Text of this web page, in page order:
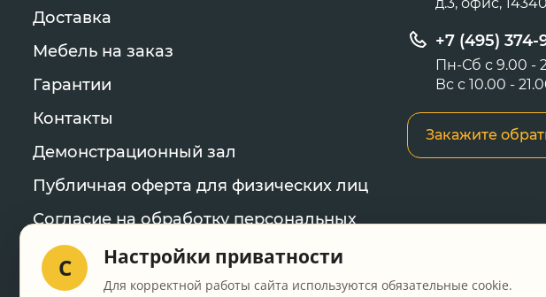
Доставка
Мебель на заказ
Гарантии
Контакты
Демонстрационный зал
Публичная оферта для физических лиц
Согласие на обработку персональных
Политика конфиденциальности
+7 (495) 374-
Пн-Сб с 9.00 -
Вс с 10.00 -
Закажите
C Настройки приватности
Для корректной работы сайта используются обязательные cookie.